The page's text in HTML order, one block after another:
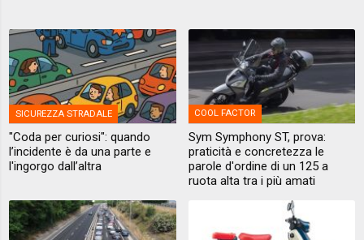
SICUREZZA STRADALE
"Coda per curiosi": quando
l’incidente è da una parte e
l'ingorgo dall’altra
COOL FACTOR
Sym Symphony ST, prova:
praticità e concretezza le
parole d'ordine di un 125 a
ruota alta tra i più amati